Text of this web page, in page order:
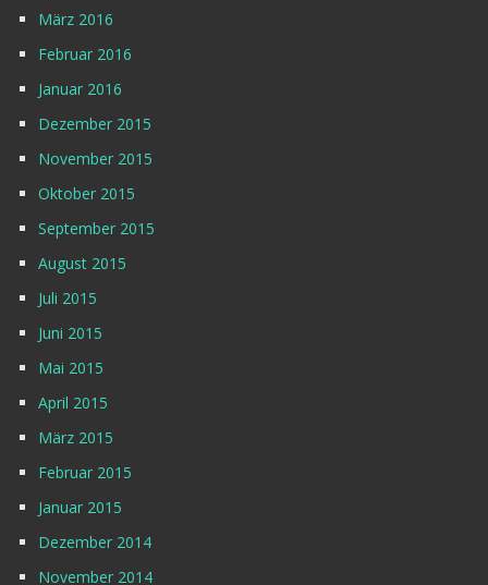
März 2016
Februar 2016
Januar 2016
Dezember 2015
November 2015
Oktober 2015
September 2015
August 2015
Juli 2015
Juni 2015
Mai 2015
April 2015
März 2015
Februar 2015
Januar 2015
Dezember 2014
November 2014